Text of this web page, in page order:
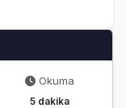
Okuma
5 dakika